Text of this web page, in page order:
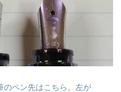
のペン先はこちら。左が